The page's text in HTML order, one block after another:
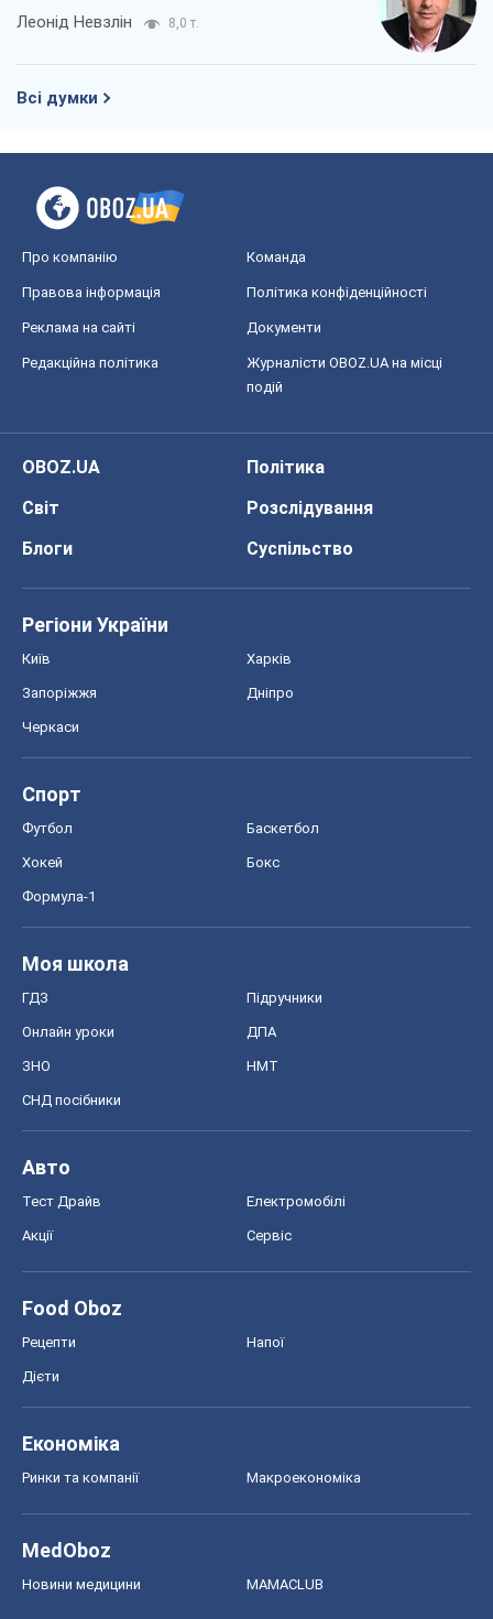
Леонід Невзлін 8,0 т.
Всі думки
Про компанію Команда
Правова інформація Політика конфіденційності
Реклама на сайті Документи
Редакційна політика
Журналісти OBOZ.UA на місці
подій
OBOZ.UA
Політика
Світ
Розслідування
Блоги
Суспільство
Регіони України
Київ Харків
Запоріжжя Дніпро
Черкаси
Спорт
Футбол Баскетбол
Хокей Бокс
Формула-1
Моя школа
ГДЗ Підручники
Онлайн уроки ДПА
ЗНО НМТ
СНД посібники
Авто
Тест Драйв Електромобілі
Акції Сервіс
Food Oboz
Рецепти Напої
Дієти
Економіка
Ринки та компанії Макроекономіка
MedOboz
Новини медицини MAMACLUB